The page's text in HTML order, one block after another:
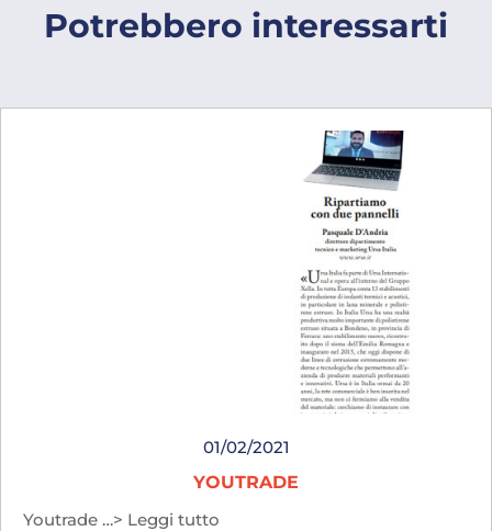
Potrebbero interessarti
01/02/2021
YOUTRADE
Youtrade …> Leggi tutto